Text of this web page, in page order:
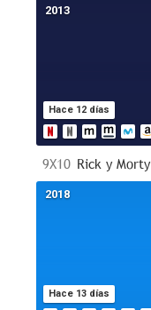
Hace 12 días
2013
9X10 Rick y Morty
Hace 13 días
2018